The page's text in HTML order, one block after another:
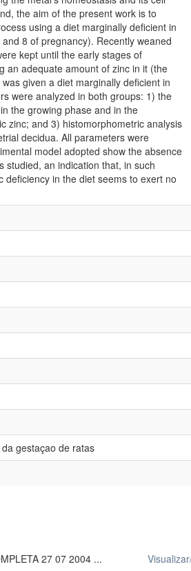
the aim of the present work is to
using a diet marginally deficient in
8 of pregnancy). Recently weaned
kept until the early stages of
an adequate amount of zinc in it (the
given a diet marginally deficient in
were analyzed in both groups: 1) the
the growing phase and in the
zinc; and 3) histomorphometric analysis
decidua. All parameters were
model adopted show the absence
studied, an indication that, in such
in the diet seems to exert no
gestaçao de ratas
27 07 2004 ...